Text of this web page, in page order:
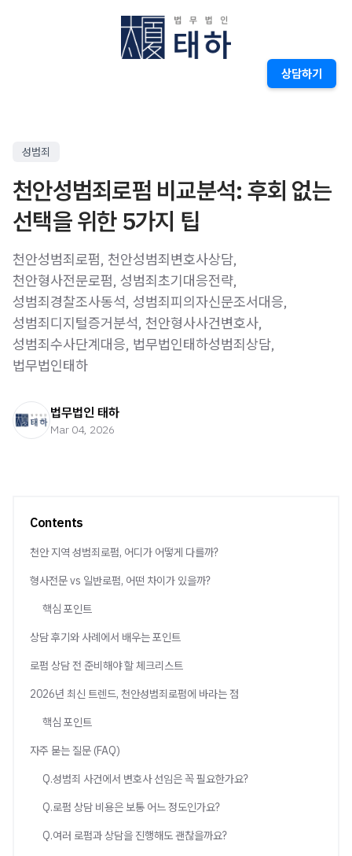
상담하기
성범죄
천안성범죄로펌 비교분석: 후회 없는
선택을 위한 5가지 팁
천안성범죄로펌, 천안성범죄변호사상담,
천안형사전문로펌, 성범죄초기대응전략,
성범죄경찰조사동석, 성범죄피의자신문조서대응,
성범죄디지털증거분석, 천안형사사건변호사,
성범죄수사단계대응, 법무법인태하성범죄상담,
법무법인태하
법무법인 태하
Mar 04, 2026
Contents
천안 지역 성범죄로펌, 어디가 어떻게 다를까?
형사전문 vs 일반로펌, 어떤 차이가 있을까?
핵심 포인트
상담 후기와 사례에서 배우는 포인트
로펌 상담 전 준비해야 할 체크리스트
2026년 최신 트렌드, 천안성범죄로펌에 바라는 점
핵심 포인트
자주 묻는 질문 (FAQ)
Q.성범죄 사건에서 변호사 선임은 꼭 필요한가요?
Q.로펌 상담 비용은 보통 어느 정도인가요?
Q.여러 로펌과 상담을 진행해도 괜찮을까요?